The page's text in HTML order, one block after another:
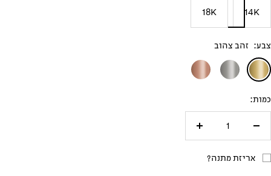
14K
18K
צבע: זהב צהוב
זהב
צהוב
זהב
לבן
זהב
אדום
כמות:
אריזת מתנה?